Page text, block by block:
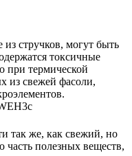
стручков, могут быть
токсичные
при термической
из свежей фасоли,
так же, как свежий, но
полезных веществ,